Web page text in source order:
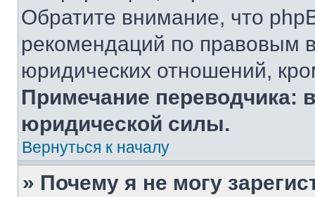
Обратите внимание, что
рекомендаций по правовым
юридических отношений,
Примечание переводчика:
юридической силы.
Вернуться к началу
» Почему я не могу